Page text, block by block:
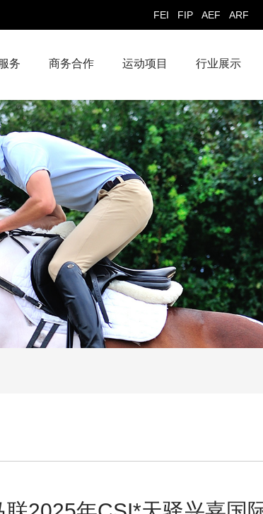
FEI FIP AEF ARF
务 商务合作 运动项目 行业展示